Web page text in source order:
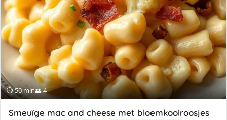
⏱ 50 min👥 4
Smeuïge mac and cheese met bloemkoolroosjes